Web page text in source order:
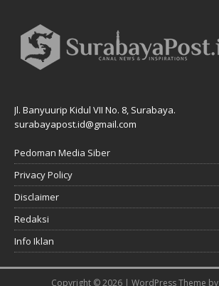
Jl. Banyuurip Kidul VII No. 8, Surabaya.
surabayapost.id@gmail.com
Pedoman Media Siber
Privacy Policy
Disclaimer
Redaksi
Info Iklan
Copyright © 2026 | WordPress Theme by